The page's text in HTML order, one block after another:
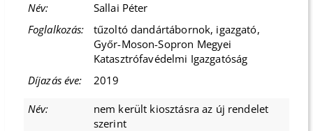
Sallai Péter
tűzoltó dandártábornok, igazgató,
Győr-Moson-Sopron Megyei
Katasztrófavédelmi Igazgatóság
2019
nem került kiosztásra az új rendelet
szerint